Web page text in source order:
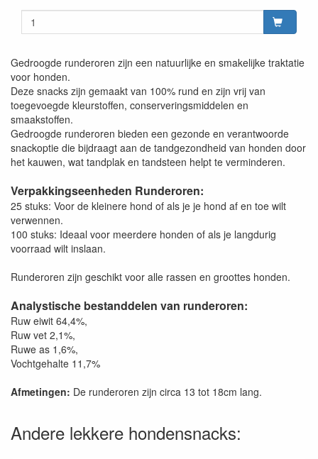
Gedroogde runderoren zijn een natuurlijke en smakelijke traktatie
voor honden.
Deze snacks zijn gemaakt van 100% rund en zijn vrij van
toegevoegde kleurstoffen, conserveringsmiddelen en
smaakstoffen.
Gedroogde runderoren bieden een gezonde en verantwoorde
snackoptie die bijdraagt aan de tandgezondheid van honden door
het kauwen, wat tandplak en tandsteen helpt te verminderen.
Verpakkingseenheden Runderoren:
25 stuks: Voor de kleinere hond of als je je hond af en toe wilt
verwennen.
100 stuks: Ideaal voor meerdere honden of als je langdurig
voorraad wilt inslaan.
Runderoren zijn geschikt voor alle rassen en groottes honden.
Analystische bestanddelen van runderoren:
Ruw eiwit 64,4%,
Ruw vet 2,1%,
Ruwe as 1,6%,
Vochtgehalte 11,7%
Afmetingen: De runderoren zijn circa 13 tot 18cm lang.
Andere lekkere hondensnacks: